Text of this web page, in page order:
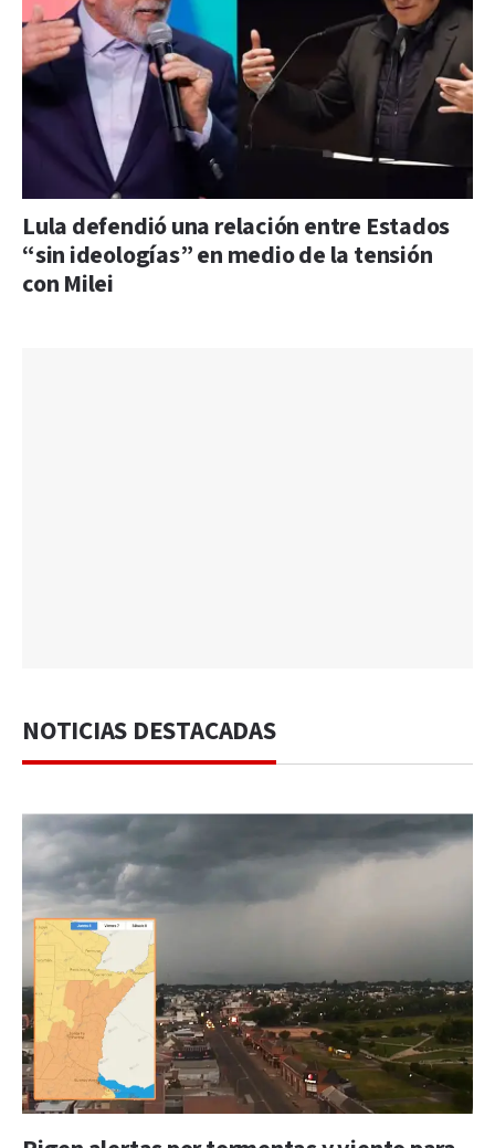
Lula defendió una relación entre Estados
“sin ideologías” en medio de la tensión
con Milei
NOTICIAS DESTACADAS